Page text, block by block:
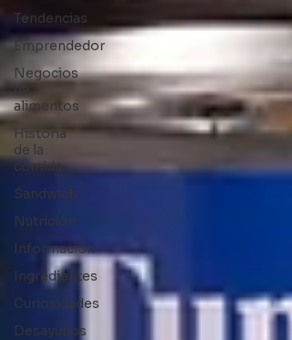
Tendencias
Emprendedor
Negocios
de
alimentos
Historia
de la
comida
Sandwich
Nutrición
Información
Ingredientes
Curiosidades
Desayunos